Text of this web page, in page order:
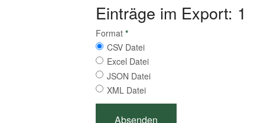
Einträge im Export: 1
Format *
CSV Datei
Excel Datei
JSON Datei
XML Datei